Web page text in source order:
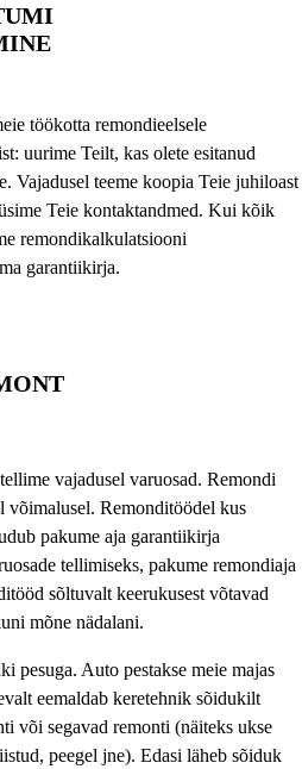
töökotta remondieelsele
uurime Teilt, kas olete esitanud
Vajadusel teeme koopia Teie juhiloast
Teie kontaktandmed. Kui kõik
remondikalkulatsiooni
garantiikirja.
vajadusel varuosad. Remondi
võimalusel. Remonditöödel kus
pakume aja garantiikirja
tellimiseks, pakume remondiaja
sõltuvalt keerukusest võtavad
mõne nädalani.
pesuga. Auto pestakse meie majas
eemaldab keretehnik sõidukilt
või segavad remonti (näiteks ukse
peegel jne). Edasi läheb sõiduk